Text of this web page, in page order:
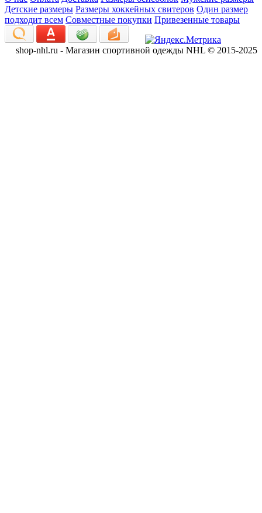
Детские размеры Размеры хоккейных свитеров Один размер
подходит всем Совместные покупки Привезенные товары
shop-nhl.ru - Магазин спортивной одежды NHL © 2015-2025